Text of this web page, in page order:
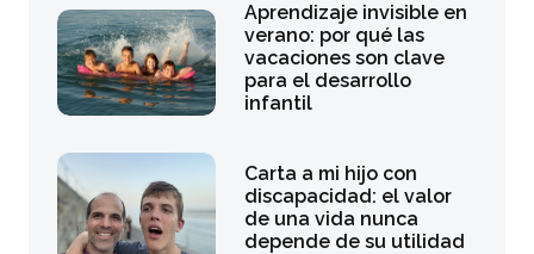
Aprendizaje invisible en
verano: por qué las
vacaciones son clave
para el desarrollo
infantil
Carta a mi hijo con
discapacidad: el valor
de una vida nunca
depende de su utilidad